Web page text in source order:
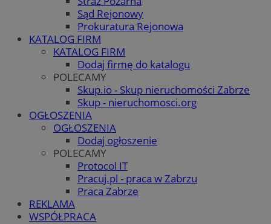
Sąd Rejonowy
Prokuratura Rejonowa
KATALOG FIRM
KATALOG FIRM
Dodaj firmę do katalogu
POLECAMY
Skup.io - Skup nieruchomości Zabrze
Skup - nieruchomosci.org
OGŁOSZENIA
OGŁOSZENIA
Dodaj ogłoszenie
POLECAMY
Protocol IT
Pracuj.pl - praca w Zabrzu
Praca Zabrze
REKLAMA
WSPÓŁPRACA